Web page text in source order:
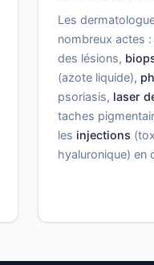
Les
nombreux actes :
des lésions,
(azote liquide),
psoriasis, laser
taches
les injections
hyaluronique) en